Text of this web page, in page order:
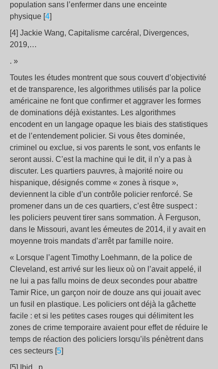
population sans l’enfermer dans une enceinte
physique [4]
[4] Jackie Wang, Capitalisme carcéral, Divergences,
2019,…
. »
Toutes les études montrent que sous couvert d’objectivité
et de transparence, les algorithmes utilisés par la police
américaine ne font que confirmer et aggraver les formes
de dominations déjà existantes. Les algorithmes
encodent en un langage opaque les biais des statistiques
et de l’entendement policier. Si vous êtes dominée,
criminel ou exclue, si vos parents le sont, vos enfants le
seront aussi. C’est la machine qui le dit, il n’y a pas à
discuter. Les quartiers pauvres, à majorité noire ou
hispanique, désignés comme « zones à risque »,
deviennent la cible d’un contrôle policier renforcé. Se
promener dans un de ces quartiers, c’est être suspect :
les policiers peuvent tirer sans sommation. À Ferguson,
dans le Missouri, avant les émeutes de 2014, il y avait en
moyenne trois mandats d’arrêt par famille noire.
« Lorsque l’agent Timothy Loehmann, de la police de
Cleveland, est arrivé sur les lieux où on l’avait appelé, il
ne lui a pas fallu moins de deux secondes pour abattre
Tamir Rice, un garçon noir de douze ans qui jouait avec
un fusil en plastique. Les policiers ont déjà la gâchette
facile : et si les petites cases rouges qui délimitent les
zones de crime temporaire avaient pour effet de réduire le
temps de réaction des policiers lorsqu’ils pénètrent dans
ces secteurs [5]
[5] Ibid., p….